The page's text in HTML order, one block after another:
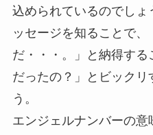
込められているのでしょ
ッセージを知ることで
だ・・・。」と納得する
だったの？」とビックリ
う。
エンジェルナンバーの